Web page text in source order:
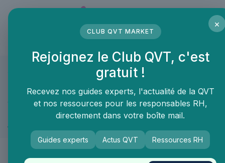
Aménagement des espaces de travail
Aménagement des espaces de travail ≫ Mobilier de
Siège de café
×
CLUB QVT MARKET
Rejoignez le Club QVT, c'est
gratuit !
Recevez nos guides experts, l'actualité de la QVT
et nos ressources pour les responsables RH,
directement dans votre boîte mail.
Guides experts Actus QVT Ressources RH
Panneau de gestion des cookies